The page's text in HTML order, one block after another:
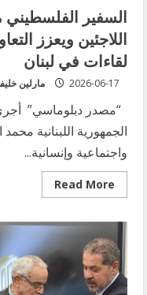
السفير
اللاجئين ويعزز
لقاءات في لبنان
مارلين 2026-06-17
“مصدر دبلوماسي”
الجمهورية اللبنانية
واجتماعية وإنسانية...
Read More
Read
more
الفلسطيني
محمد
الأسعد
يبحث
أوضاع
اللاجئين